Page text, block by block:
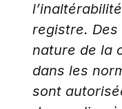
registre.
nature de la
dans les
sont